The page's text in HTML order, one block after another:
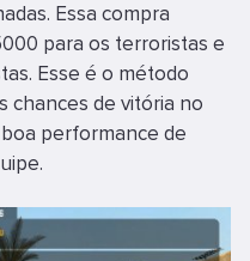
Essa compra
para os terroristas e
Esse é o método
chances de vitória no
performance de